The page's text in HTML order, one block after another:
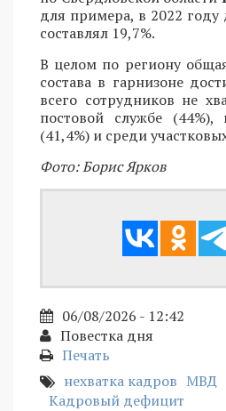
для примера, в 2022 году
составлял 19,7%.
В целом по региону
состава в гарнизоне
всего сотрудников не
постовой службе (44%),
(41,4%) и среди
Фото: Борис Ярков
06/08/2026 - 12:42
Повестка дня
Печать
нехватка кадров МВД
Кадровый дефицит